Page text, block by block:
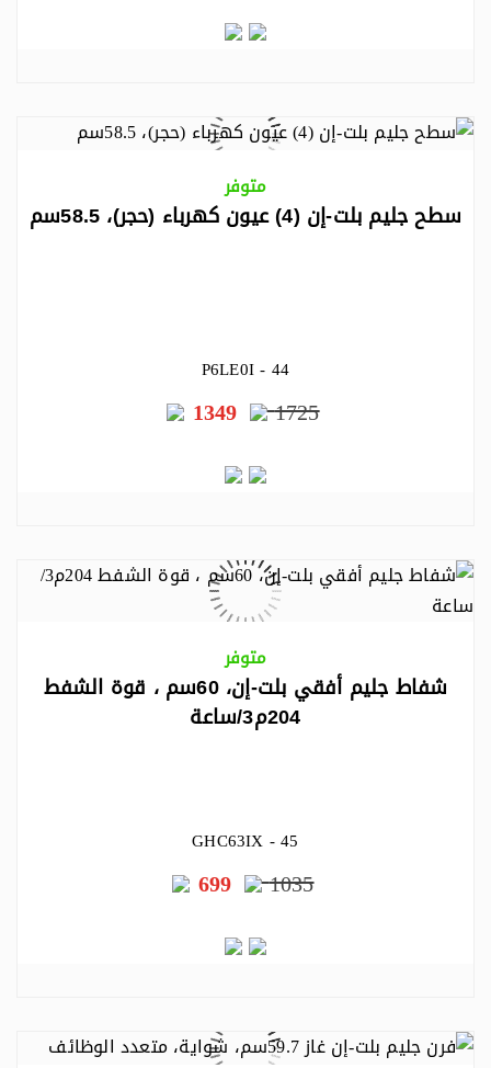
متوفر
سطح جليم بلت-إن (4) عيون كهرباء (حجر)، 58.5سم
P6LE0I - 44
1725
1349
متوفر
شفاط جليم أفقي بلت-إن، 60سم ، قوة الشفط
204م3/ساعة
GHC63IX - 45
1035
699